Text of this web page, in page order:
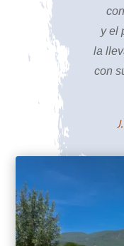
y el
la
con